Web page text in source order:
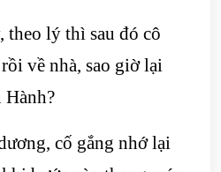
theo lý thì sau đó cô
về nhà, sao giờ lại
Hành?
cố gắng nhớ lại